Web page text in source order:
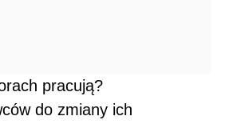
pracują?
do zmiany ich